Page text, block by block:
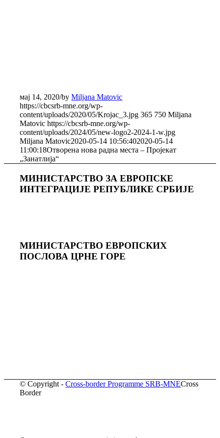
мај 14, 2020/byMiljana Matovic
https://cbcsrb-mne.org/wp-
content/uploads/2020/05/Krojac_3.jpg 365 750 Miljana
Matovic https://cbcsrb-mne.org/wp-
content/uploads/2024/05/new-logo2-2024-1-w.jpg
Miljana Matovic2020-05-14 10:56:402020-05-14
11:00:18Отворена нова радна места – Пројекат
„Занатлија“
МИНИСТАРСТВО ЗА ЕВРОПСКЕ
ИНТЕГРАЦИЈЕ РЕПУБЛИКЕ СРБИЈЕ
МИНИСТАРСТВО ЕВРОПСКИХ
ПОСЛОВА ЦРНЕ ГОРE
© Copyright -Cross-border Programme SRB-MNECross
Border